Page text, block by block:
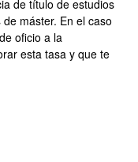
de título de estudios
máster. En el caso
oficio a la
esta tasa y que te